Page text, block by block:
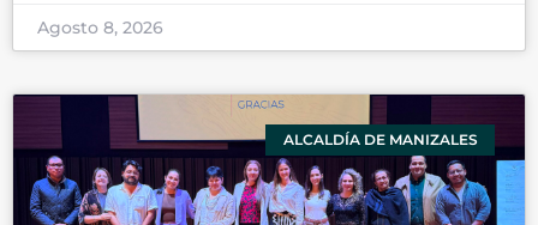
Agosto 8, 2026
ALCALDÍA DE MANIZALES